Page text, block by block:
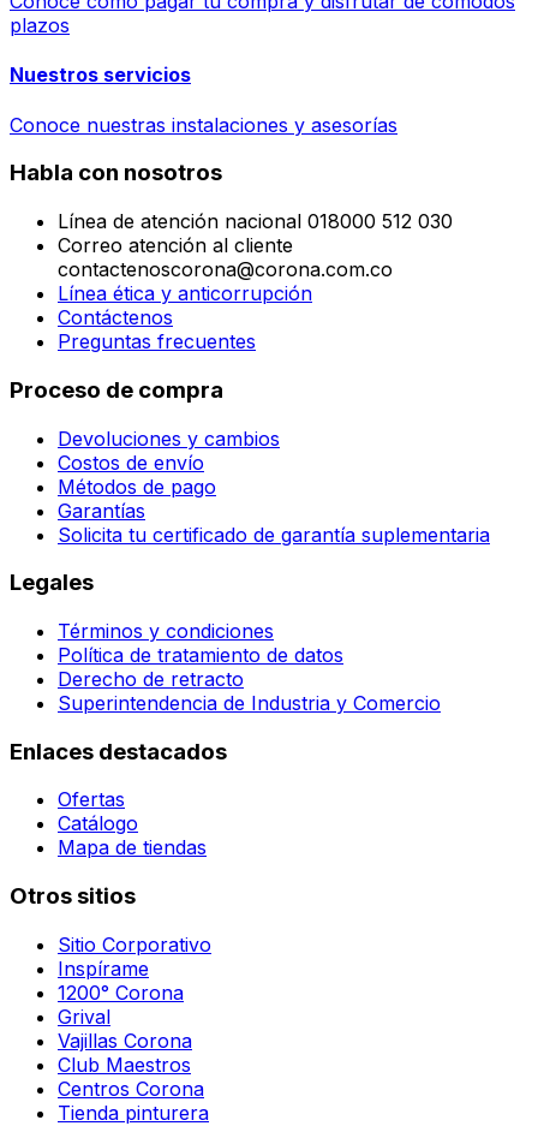
plazos
Nuestros servicios
Conoce nuestras instalaciones y asesorías
Habla con nosotros
Línea de atención nacional 018000 512 030
Correo atención al cliente
contactenoscorona@corona.com.co
Línea ética y anticorrupción
Contáctenos
Preguntas frecuentes
Proceso de compra
Devoluciones y cambios
Costos de envío
Métodos de pago
Garantías
Solicita tu certificado de garantía suplementaria
Legales
Términos y condiciones
Política de tratamiento de datos
Derecho de retracto
Superintendencia de Industria y Comercio
Enlaces destacados
Ofertas
Catálogo
Mapa de tiendas
Otros sitios
Sitio Corporativo
Inspírame
1200° Corona
Grival
Vajillas Corona
Club Maestros
Centros Corona
Tienda pinturera